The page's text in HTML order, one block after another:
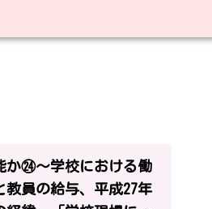
か㉔～学校における働
教員の給与、平成27年